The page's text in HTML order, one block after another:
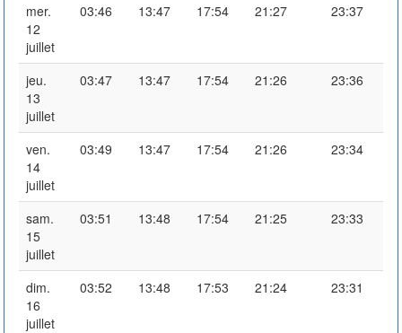
mer.
12
juillet
03:46 13:47 17:54 21:27 23:37
jeu.
13
juillet
03:47 13:47 17:54 21:26 23:36
ven.
14
juillet
03:49 13:47 17:54 21:26 23:34
sam.
15
juillet
03:51 13:48 17:54 21:25 23:33
dim.
16
juillet
03:52 13:48 17:53 21:24 23:31